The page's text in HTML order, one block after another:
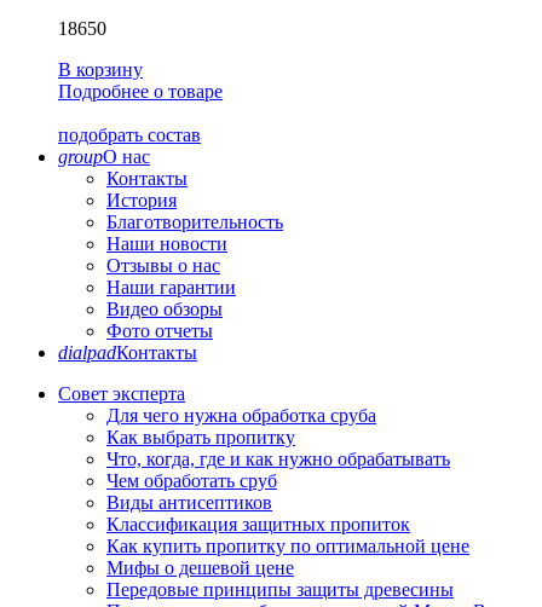
18650
В корзину
Подробнее о товаре
подобрать состав
groupО нас
Контакты
История
Благотворительность
Наши новости
Отзывы о нас
Наши гарантии
Видео обзоры
Фото отчеты
dialpadКонтакты
Совет эксперта
Для чего нужна обработка сруба
Как выбрать пропитку
Что, когда, где и как нужно обрабатывать
Чем обработать сруб
Виды антисептиков
Классификация защитных пропиток
Как купить пропитку по оптимальной цене
Мифы о дешевой цене
Передовые принципы защиты древесины